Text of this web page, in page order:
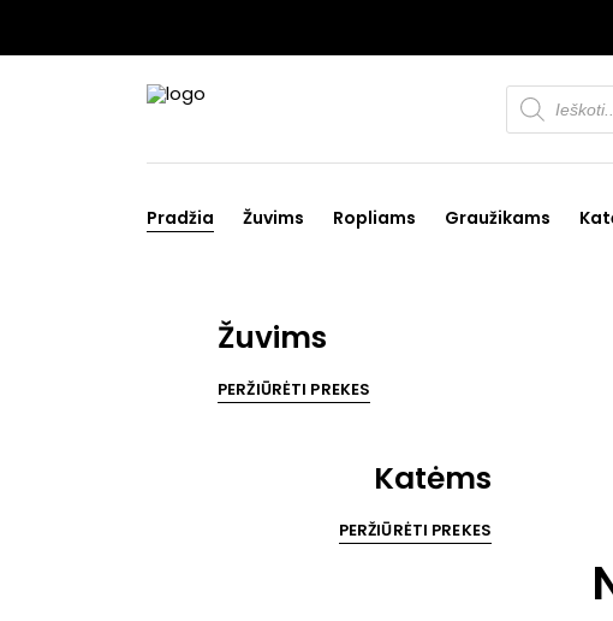
Products
search
Pradžia Žuvims Ropliams Graužikams
Žuvims
PERŽIŪRĖTI PREKES
Katėms
PERŽIŪRĖTI PREKES